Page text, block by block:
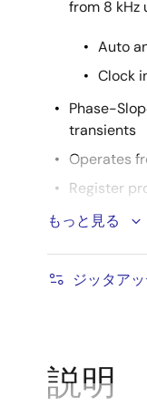
from 8 kHz
Auto
Clock
Phase-
transients
Operates
Register
8T49N287-
Supported
もっと見る
ジッタア
説明